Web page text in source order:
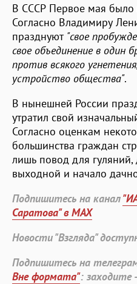
В СССР Первое мая было
Согласно Владимиру
празднуют "свое
свое объединение в один
против всякого
устройство общества".
В нынешней России
утратил свой
Согласно оценкам
большинства граждан
лишь повод для
выходной и начало
Подпишитесь на канал
Саратова" в MAX
Новости "Взгляда"
Подпишитесь на
Вне формата": заходите